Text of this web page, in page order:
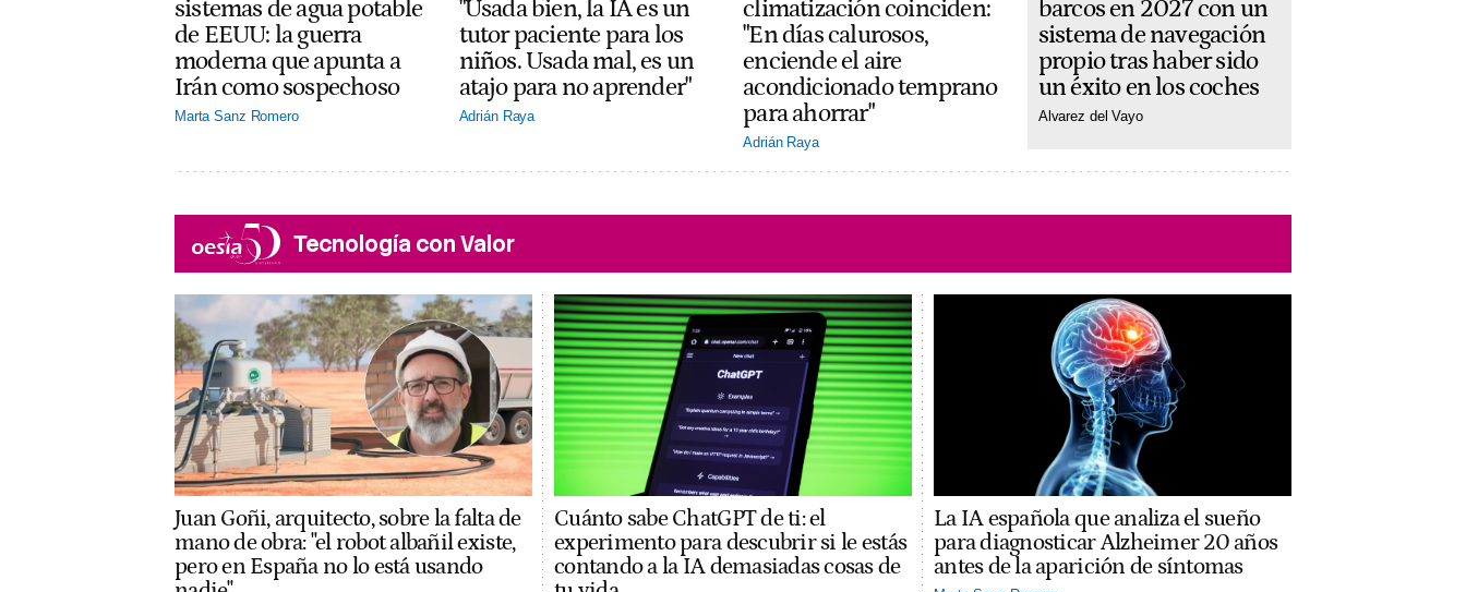
sistemas de agua potable
de EEUU: la guerra
moderna que apunta a
Irán como sospechoso
Marta Sanz Romero
"Usada bien, la IA es un
tutor paciente para los
niños. Usada mal, es un
atajo para no aprender"
Adrián Raya
climatización coinciden:
"En días calurosos,
enciende el aire
acondicionado temprano
para ahorrar"
Adrián Raya
barcos en 2027 con un
sistema de navegación
propio tras haber sido
un éxito en los coches
Alvarez del Vayo
Tecnología con Valor
Juan Goñi, arquitecto, sobre la falta de
mano de obra: "el robot albañil existe,
pero en España no lo está usando
Cuánto sabe ChatGPT de ti: el
experimento para descubrir si le estás
contando a la IA demasiadas cosas de
La IA española que analiza el sueño
para diagnosticar Alzheimer 20 años
antes de la aparición de síntomas